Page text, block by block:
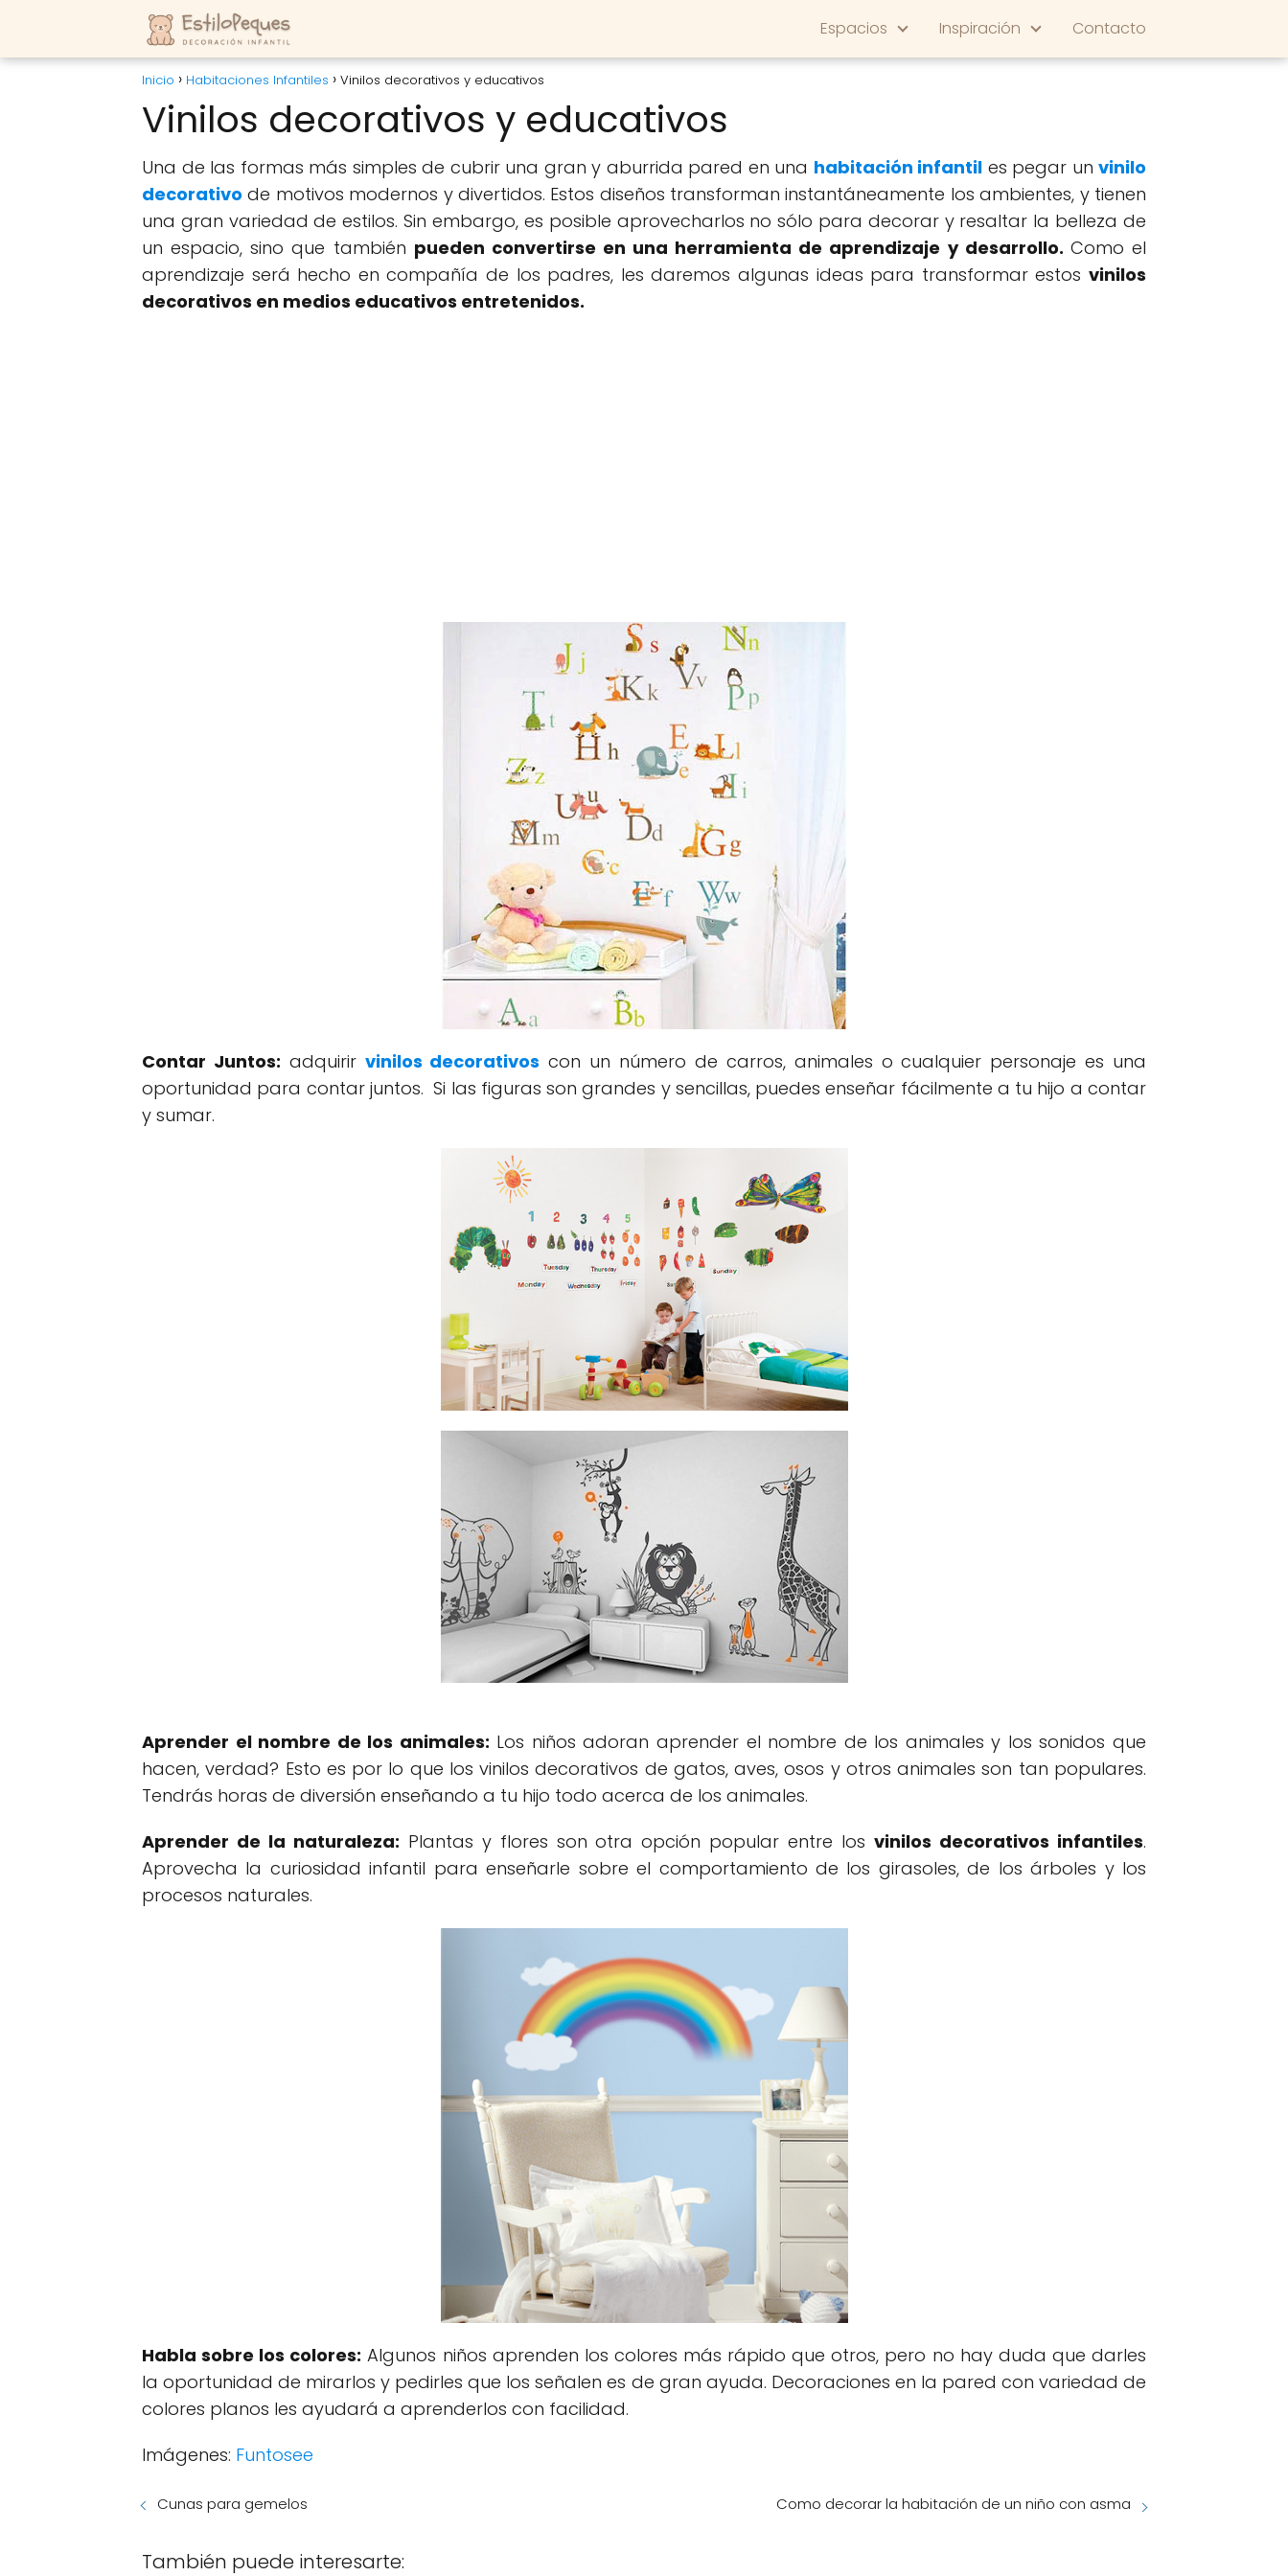
Espacios Inspiración Contacto
Inicio Habitaciones Infantiles Vinilos decorativos y educativos
Vinilos decorativos y educativos
Una de las formas más simples de cubrir una gran y aburrida pared en una habitación infantil es pegar un vinilo
decorativo de motivos modernos y divertidos. Estos diseños transforman instantáneamente los ambientes, y tienen
una gran variedad de estilos. Sin embargo, es posible aprovecharlos no sólo para decorar y resaltar la belleza de
un espacio, sino que también pueden convertirse en una herramienta de aprendizaje y desarrollo. Como el
aprendizaje será hecho en compañía de los padres, les daremos algunas ideas para transformar estos vinilos
decorativos en medios educativos entretenidos.
Contar Juntos: adquirir vinilos decorativos con un número de carros, animales o cualquier personaje es una
oportunidad para contar juntos. Si las figuras son grandes y sencillas, puedes enseñar fácilmente a tu hijo a contar
y sumar.
Aprender el nombre de los animales: Los niños adoran aprender el nombre de los animales y los sonidos que
hacen, verdad? Esto es por lo que los vinilos decorativos de gatos, aves, osos y otros animales son tan populares.
Tendrás horas de diversión enseñando a tu hijo todo acerca de los animales.
Aprender de la naturaleza: Plantas y flores son otra opción popular entre losvinilos decorativos infantiles.
Aprovecha la curiosidad infantil para enseñarle sobre el comportamiento de los girasoles, de los árboles y los
procesos naturales.
Habla sobre los colores: Algunos niños aprenden los colores más rápido que otros, pero no hay duda que darles
la oportunidad de mirarlos y pedirles que los señalen es de gran ayuda. Decoraciones en la pared con variedad de
colores planos les ayudará a aprenderlos con facilidad.
Imágenes: Funtosee
Cunas para gemelos Como decorar la habitación de un niño con asma
También puede interesarte: